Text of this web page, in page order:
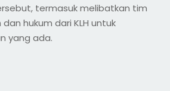
termasuk melibatkan tim
hukum dari KLH untuk
yang ada.